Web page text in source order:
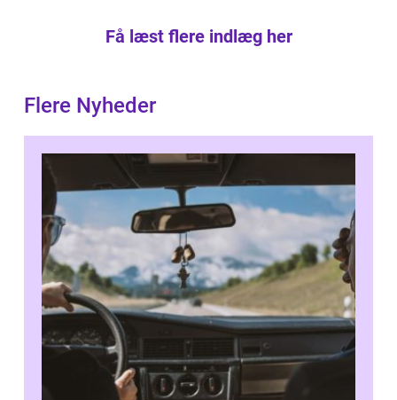
Få læst flere indlæg her
Flere Nyheder